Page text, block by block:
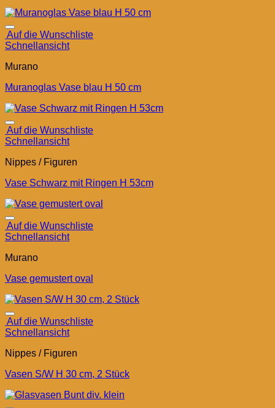
Auf die Wunschliste
Schnellansicht
Murano
Muranoglas Vase blau H 50 cm
Auf die Wunschliste
Schnellansicht
Nippes / Figuren
Vase Schwarz mit Ringen H 53cm
Auf die Wunschliste
Schnellansicht
Murano
Vase gemustert oval
Auf die Wunschliste
Schnellansicht
Nippes / Figuren
Vasen S/W H 30 cm, 2 Stück